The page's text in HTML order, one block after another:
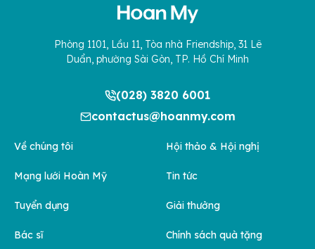
Phòng 1101, Lầu 11, Tòa nhà Friendship, 31 Lê
Duẩn, phường Sài Gòn, TP. Hồ Chí Minh
(028) 3820 6001
contactus@hoanmy.com
Về chúng tôi
Mạng lưới Hoàn Mỹ
Tuyển dụng
Bác sĩ
Hội thảo & Hội nghị
Tin tức
Giải thưởng
Chính sách quà tặng